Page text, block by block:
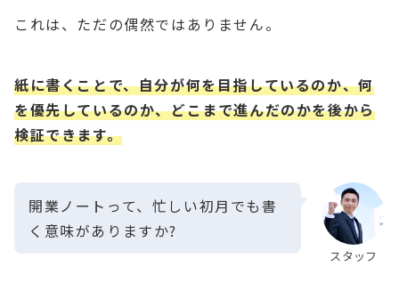
これは、ただの偶然ではありません。
紙に書くことで、自分が何を目指しているのか、何
を優先しているのか、どこまで進んだのかを後から
検証できます。
スタッフ
開業ノートって、忙しい初月でも書
く意味がありますか?